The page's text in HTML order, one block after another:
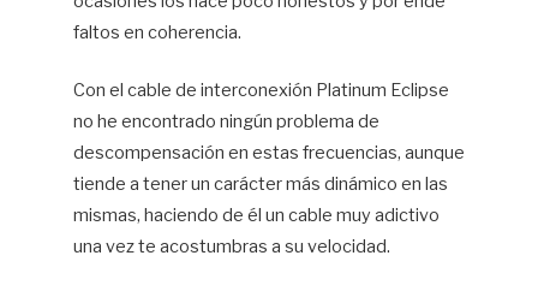
faltos en coherencia.
Con el cable de interconexión Platinum Eclipse
no he encontrado ningún problema de
descompensación en estas frecuencias, aunque
tiende a tener un carácter más dinámico en las
mismas, haciendo de él un cable muy adictivo
una vez te acostumbras a su velocidad.